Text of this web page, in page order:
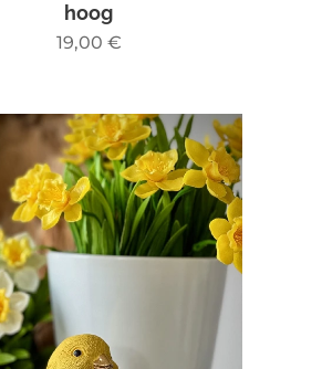
hoog
19,00 €